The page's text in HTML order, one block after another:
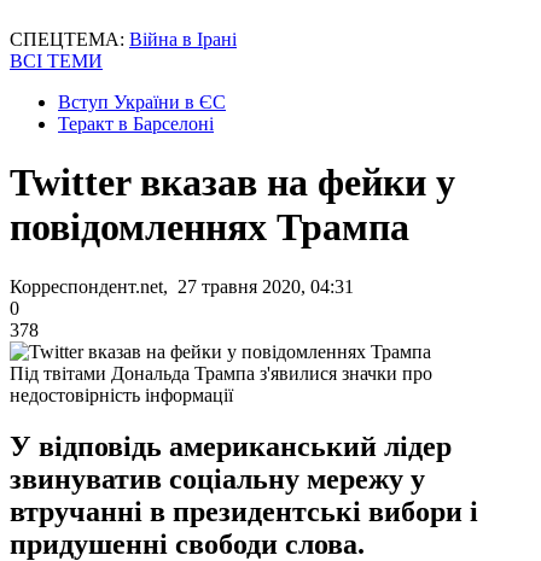
СПЕЦТЕМА: Війна в Ірані
ВСІ ТЕМИ
Вступ України в ЄС
Теракт в Барселоні
Twitter вказав на фейки у
повідомленнях Трампа
Корреспондент.net, 27 травня 2020, 04:31
0
378
Під твітами Дональда Трампа з'явилися значки про
недостовірність інформації
У відповідь американський лідер
звинуватив соціальну мережу у
втручанні в президентські вибори і
придушенні свободи слова.